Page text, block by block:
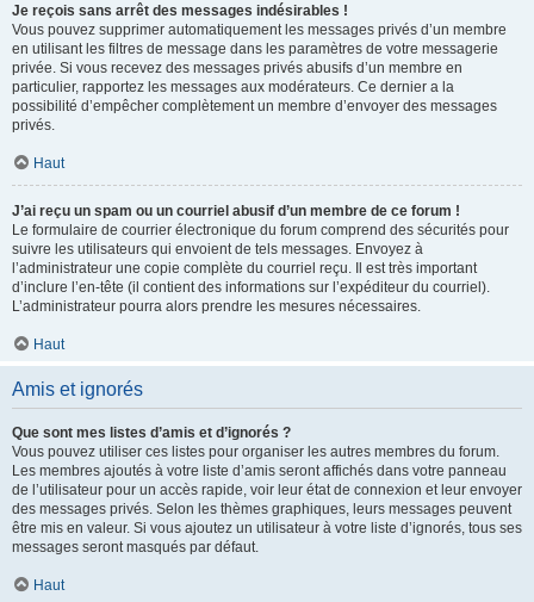
Je reçois sans arrêt des messages indésirables !
Vous pouvez supprimer automatiquement les messages privés d’un membre
en utilisant les filtres de message dans les paramètres de votre messagerie
privée. Si vous recevez des messages privés abusifs d’un membre en
particulier, rapportez les messages aux modérateurs. Ce dernier a la
possibilité d’empêcher complètement un membre d’envoyer des messages
privés.
Haut
J’ai reçu un spam ou un courriel abusif d’un membre de ce forum !
Le formulaire de courrier électronique du forum comprend des sécurités pour
suivre les utilisateurs qui envoient de tels messages. Envoyez à
l’administrateur une copie complète du courriel reçu. Il est très important
d’inclure l’en-tête (il contient des informations sur l’expéditeur du courriel).
L’administrateur pourra alors prendre les mesures nécessaires.
Haut
Amis et ignorés
Que sont mes listes d’amis et d’ignorés ?
Vous pouvez utiliser ces listes pour organiser les autres membres du forum.
Les membres ajoutés à votre liste d’amis seront affichés dans votre panneau
de l’utilisateur pour un accès rapide, voir leur état de connexion et leur envoyer
des messages privés. Selon les thèmes graphiques, leurs messages peuvent
être mis en valeur. Si vous ajoutez un utilisateur à votre liste d’ignorés, tous ses
messages seront masqués par défaut.
Haut